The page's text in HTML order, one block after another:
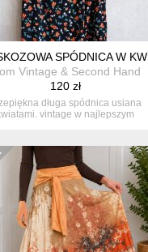
SPÓDNICA W
Vintage & Second Hand
120 zł
długa spódnica usiana
vintage w najlepszym